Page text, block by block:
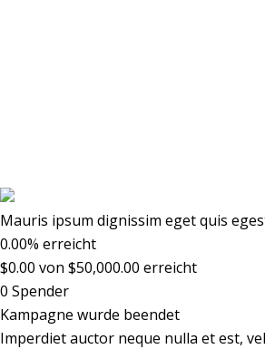
Mauris ipsum dignissim eget quis
0.00% erreicht
$0.00 von $50,000.00 erreicht
0 Spender
Kampagne wurde beendet
Imperdiet auctor neque nulla et est,